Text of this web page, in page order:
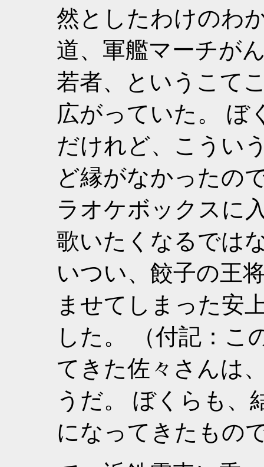
然としたわけのわ
道、軍艦マーチが
若者、というこて
広がっていた。 ぼ
だけれど、こうい
ど縁がなかったの
ラオケボックスに
歌いたくなるでは
いつい、餃子の王
ませてしまった安
した。 （付記：こ
てきた佐々さんは
うだ。 ぼくらも、
になってきたもの